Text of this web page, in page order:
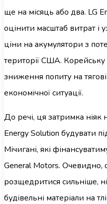
ще на місяць або два. LG
оцінити масштаб витрат і
ціни на акумулятори з
території США.
зниження попиту на
економічної ситуації.
До речі, ця затримка ніяк
Energy Solution будувати
Мічигані, які
General Motors. Очевидно,
розщедритися сильніше,
будівельні матеріали на